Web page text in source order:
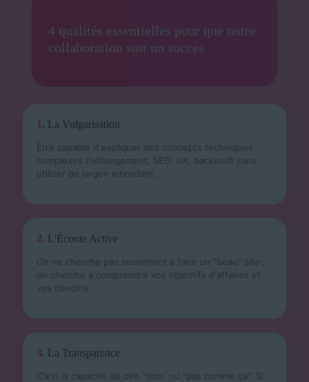
4 qualités essentielles pour que notre
collaboration soit un succès
1. La Vulgarisation
Être capable d'expliquer des concepts techniques
complexes (hébergement, SEO, UX, backend) sans
utiliser de jargon intimidant.
2. L'Écoute Active
On ne cherche pas seulement à faire un "beau" site ;
on cherche à comprendre vos objectifs d'affaires et
vos besoins.
3. La Transparence
C'est la capacité de dire "non" ou "pas comme ça". Si